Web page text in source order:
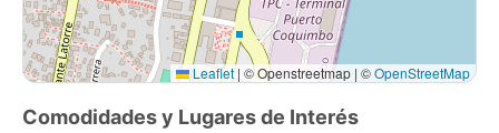
Leaflet | © Openstreetmap | ©OpenStreetMap
Comodidades y Lugares de Interés